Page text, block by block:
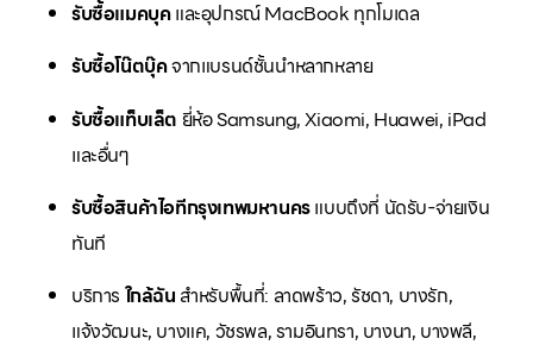
รับซื้อแมคบุคและอุปกรณ์ MacBook ทุกโมเดล
รับซื้อโน๊ตบุ๊คจากแบรนด์ชั้นนำหลากหลาย
รับซื้อแท็บเล็ต ยี่ห้อ Samsung, Xiaomi, Huawei, iPad
และอื่นๆ
รับซื้อสินค้าไอทีกรุงเทพมหานครแบบถึงที่ นัดรับ-จ่ายเงิน
ทันที
บริการ ใกล้ฉัน สำหรับพื้นที่: ลาดพร้าว, รัชดา, บางรัก,
แจ้งวัฒนะ, บางแค, วัชรพล, รามอินทรา, บางนา, บางพลี,